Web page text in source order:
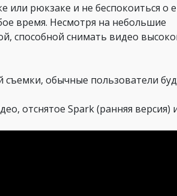
или рюкзаке и не беспокоиться о
время. Несмотря на небольшие
способной снимать видео
съемки, обычные пользователи
отснятое Spark (ранняя версия)